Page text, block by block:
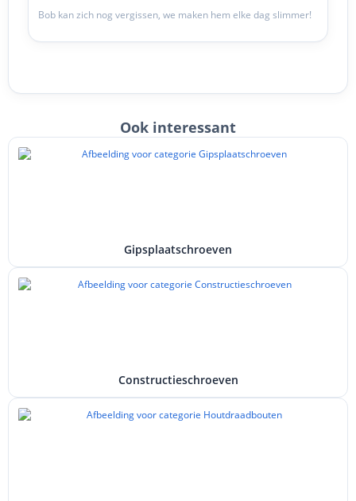
Bob kan zich nog vergissen, we maken hem elke dag slimmer!
Ook interessant
Gipsplaatschroeven
Constructieschroeven